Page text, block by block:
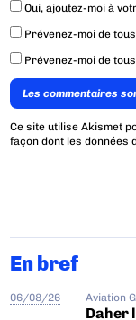
Oui, ajoutez-moi à
Prévenez-moi de
Prévenez-moi de
Les commentaires
Ce site utilise Akismet
façon dont les données
En bref
06/08/26 Aviation
Daher